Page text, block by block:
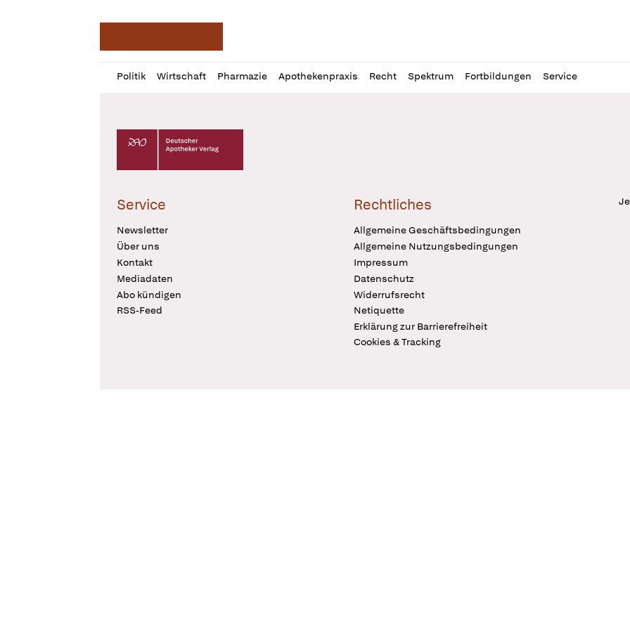
Politik Wirtschaft Pharmazie Apothekenpraxis Recht Spektrum Fortbildungen Service
Profil
öffnen
Daz
Pur
Deutscher Apotheker Verlag Logo
Service
Newsletter
Über uns
Kontakt
Mediadaten
Abo kündigen
RSS-Feed
Rechtliches
Allgemeine Geschäftsbedingungen
Allgemeine Nutzungsbedingungen
Impressum
Datenschutz
Widerrufsrecht
Netiquette
Erklärung zur Barrierefreiheit
Cookies & Tracking